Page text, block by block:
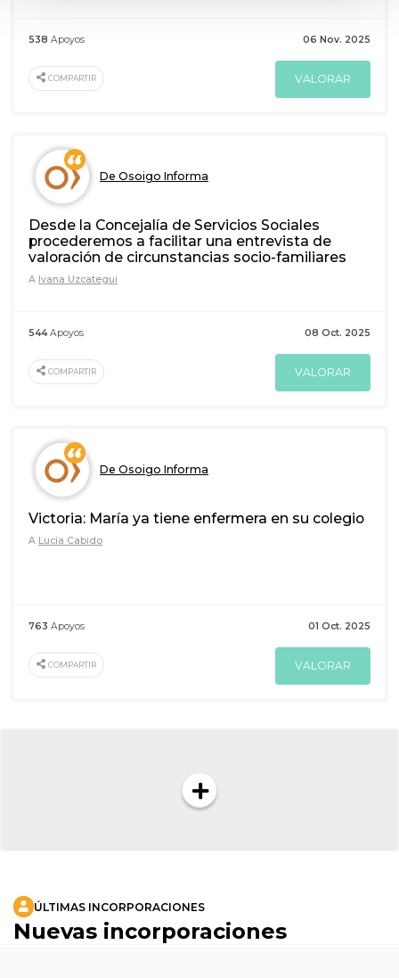
06 Nov. 2025
538 Apoyos
COMPARTIR VALORAR
De Osoigo Informa
Desde la Concejalía de Servicios Sociales
procederemos a facilitar una entrevista de
valoración de circunstancias socio-familiares
A Ivana Uzcategui
08 Oct. 2025
544Apoyos
COMPARTIR VALORAR
De Osoigo Informa
Victoria: María ya tiene enfermera en su colegio
A Lucía Cabido
01 Oct. 2025
763 Apoyos
COMPARTIR VALORAR
ÚLTIMAS INCORPORACIONES
Nuevas incorporaciones